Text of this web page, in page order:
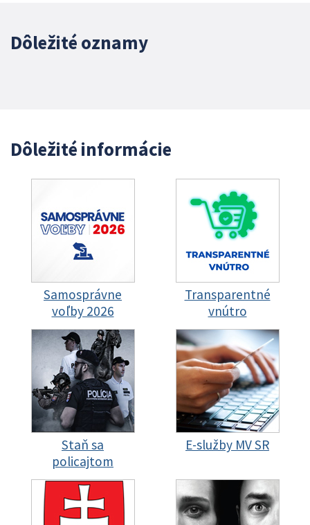
Dôležité oznamy
Dôležité informácie
Samosprávne
voľby 2026
Transparentné
vnútro
Staň sa
policajtom
E-služby MV SR